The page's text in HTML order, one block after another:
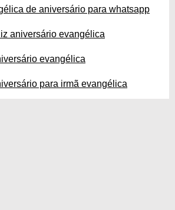
de aniversário para whatsapp
aniversário evangélica
evangélica
para irmã evangélica